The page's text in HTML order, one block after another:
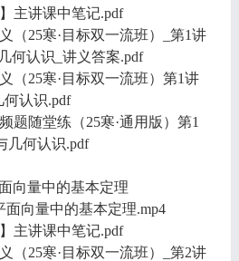
主讲课中笔记.pdf
25寒·目标双一流班）_第1讲
何认识_讲义答案.pdf
25寒·目标双一流班）第1讲
认识.pdf
随堂练（25寒·通用版）第1
几何认识.pdf
向量中的基本定理
向量中的基本定理.mp4
主讲课中笔记.pdf
25寒·目标双一流班）_第2讲